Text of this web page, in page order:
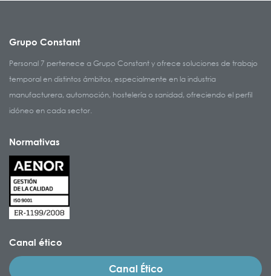
Grupo Constant
Personal 7 pertenece a Grupo Constant y ofrece soluciones de trabajo
temporal en distintos ámbitos, especialmente en la industria
manufacturera, automoción, hostelería o sanidad, ofreciendo el perfil
idóneo en cada sector.
Normativas
Canal ético
Canal Ético